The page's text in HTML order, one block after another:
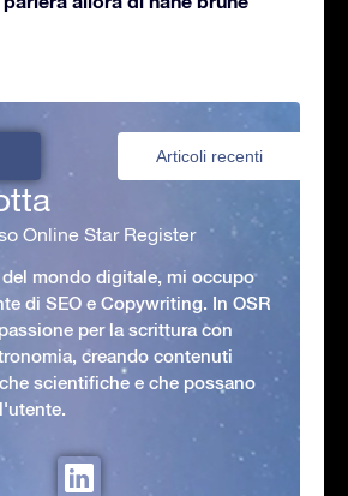
Articoli recenti
Online Star Register
mondo digitale, mi occupo
di SEO e Copywriting. In OSR
per la scrittura con
creando contenuti
scientifiche e che possano